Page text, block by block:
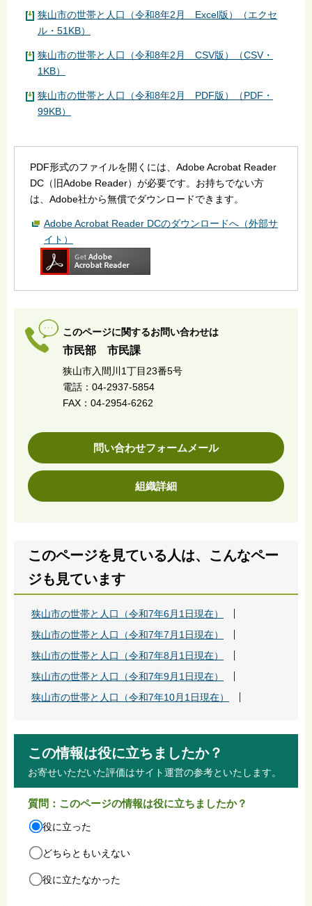
狭山市の世帯と人口（令和8年2月 Excel版）（エクセ
ル・51KB）
狭山市の世帯と人口（令和8年2月 CSV版）（CSV・
1KB）
狭山市の世帯と人口（令和8年2月 PDF版）（PDF・
99KB）
PDF形式のファイルを開くには、Adobe Acrobat Reader
DC（旧Adobe Reader）が必要です。お持ちでない方
は、Adobe社から無償でダウンロードできます。
Adobe Acrobat Reader DCのダウンロードへ（外部サ
イト）
このページに関するお問い合わせは
市民部 市民課
狭山市入間川1丁目23番5号
電話：04-2937-5854
FAX：04-2954-6262
問い合わせフォームメール
組織詳細
このページを見ている人は、こんなペー
ジも見ています
狭山市の世帯と人口（令和7年6月1日現在）
狭山市の世帯と人口（令和7年7月1日現在）
狭山市の世帯と人口（令和7年8月1日現在）
狭山市の世帯と人口（令和7年9月1日現在）
狭山市の世帯と人口（令和7年10月1日現在）
この情報は役に立ちましたか？
お寄せいただいた評価はサイト運営の参考といたします。
質問：このページの情報は役に立ちましたか？
役に立った
どちらともいえない
役に立たなかった